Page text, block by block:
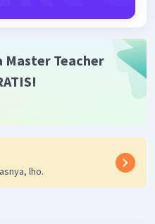
Master Teacher
lho.